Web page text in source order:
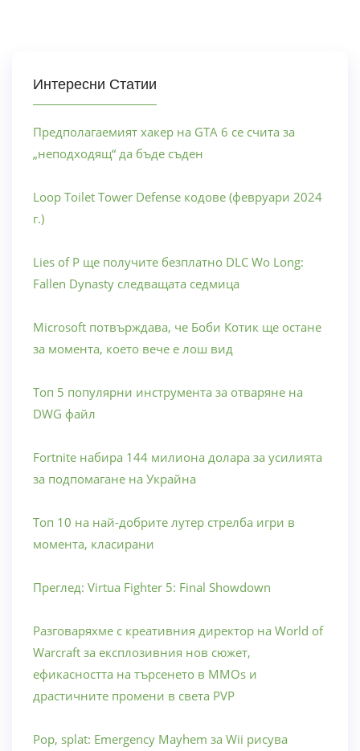
Интересни Статии
Предполагаемият хакер на GTA 6 се счита за
„неподходящ“ да бъде съден
Loop Toilet Tower Defense кодове (февруари 2024
г.)
Lies of P ще получите безплатно DLC Wo Long:
Fallen Dynasty следващата седмица
Microsoft потвърждава, че Боби Котик ще остане
за момента, което вече е лош вид
Топ 5 популярни инструмента за отваряне на
DWG файл
Fortnite набира 144 милиона долара за усилията
за подпомагане на Украйна
Топ 10 на най-добрите лутер стрелба игри в
момента, класирани
Преглед: Virtua Fighter 5: Final Showdown
Разговаряхме с креативния директор на World of
Warcraft за експлозивния нов сюжет,
ефикасността на търсенето в MMOs и
драстичните промени в света PVP
Pop, splat: Emergency Mayhem за Wii рисува